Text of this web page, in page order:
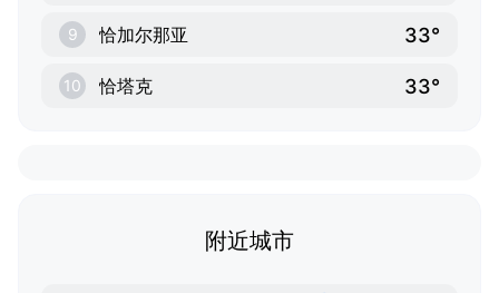
9 恰加尔那亚 33°
10 恰塔克 33°
附近城市